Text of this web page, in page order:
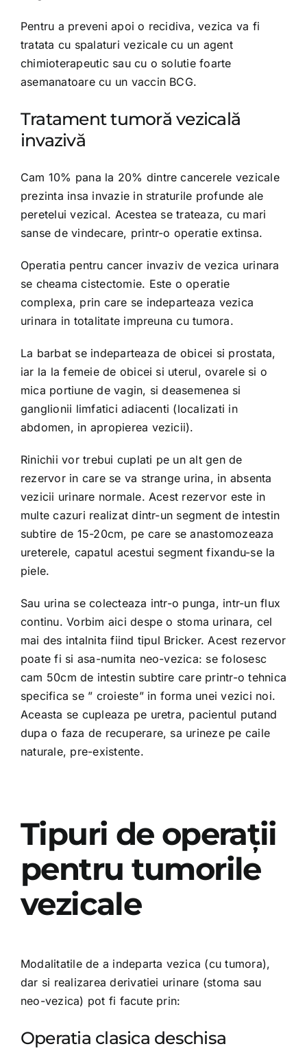
Pentru a preveni apoi o recidiva, vezica va fi
tratata cu spalaturi vezicale cu un agent
chimioterapeutic sau cu o solutie foarte
asemanatoare cu un vaccin BCG.
Tratament tumoră vezicală
invazivă
Cam 10% pana la 20% dintre cancerele vezicale
prezinta insa invazie in straturile profunde ale
peretelui vezical. Acestea se trateaza, cu mari
sanse de vindecare, printr-o operatie extinsa.
Operatia pentru cancer invaziv de vezica urinara
se cheama cistectomie. Este o operatie
complexa, prin care se indeparteaza vezica
urinara in totalitate impreuna cu tumora.
La barbat se indeparteaza de obicei si prostata,
iar la la femeie de obicei si uterul, ovarele si o
mica portiune de vagin, si deasemenea si
ganglionii limfatici adiacenti (localizati in
abdomen, in apropierea vezicii).
Rinichii vor trebui cuplati pe un alt gen de
rezervor in care se va strange urina, in absenta
vezicii urinare normale. Acest rezervor este in
multe cazuri realizat dintr-un segment de intestin
subtire de 15-20cm, pe care se anastomozeaza
ureterele, capatul acestui segment fixandu-se la
piele.
Sau urina se colecteaza intr-o punga, intr-un flux
continu. Vorbim aici despe o stoma urinara, cel
mai des intalnita fiind tipul Bricker. Acest rezervor
poate fi si asa-numita neo-vezica: se folosesc
cam 50cm de intestin subtire care printr-o tehnica
specifica se ” croieste” in forma unei vezici noi.
Aceasta se cupleaza pe uretra, pacientul putand
dupa o faza de recuperare, sa urineze pe caile
naturale, pre-existente.
Tipuri de operații
pentru tumorile
vezicale
Modalitatile de a indeparta vezica (cu tumora),
dar si realizarea derivatiei urinare (stoma sau
neo-vezica) pot fi facute prin:
Operatia clasica deschisa